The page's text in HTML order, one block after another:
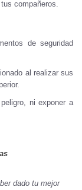
compañeros.
de seguridad
al realizar sus
ni exponer a
dado tu mejor